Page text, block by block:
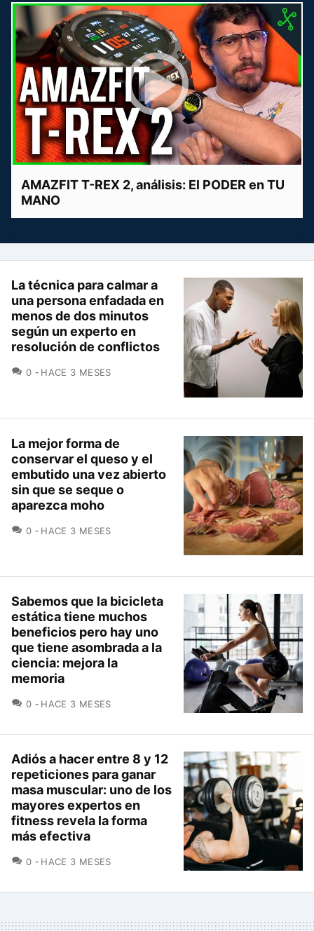
AMAZFIT T-REX 2, análisis: El PODER en TU
MANO
La técnica para calmar a
una persona enfadada en
menos de dos minutos
según un experto en
resolución de conflictos
0 COMENTARIOS
HACE 3 MESES
La mejor forma de
conservar el queso y el
embutido una vez abierto
sin que se seque o
aparezca moho
0 COMENTARIOS
HACE 3 MESES
Sabemos que la bicicleta
estática tiene muchos
beneficios pero hay uno
que tiene asombrada a la
ciencia: mejora la
memoria
0 COMENTARIOS
HACE 3 MESES
Adiós a hacer entre 8 y 12
repeticiones para ganar
masa muscular: uno de los
mayores expertos en
fitness revela la forma
más efectiva
0 COMENTARIOS
HACE 3 MESES